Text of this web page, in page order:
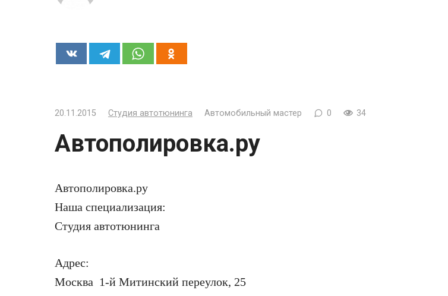
20.11.2015 Студия автотюнинга Автомобильный мастер 0 34
Автополировка.ру
Автополировка.ру
Наша специализация:
Студия автотюнинга
Адрес:
Москва 1-й Митинский переулок, 25